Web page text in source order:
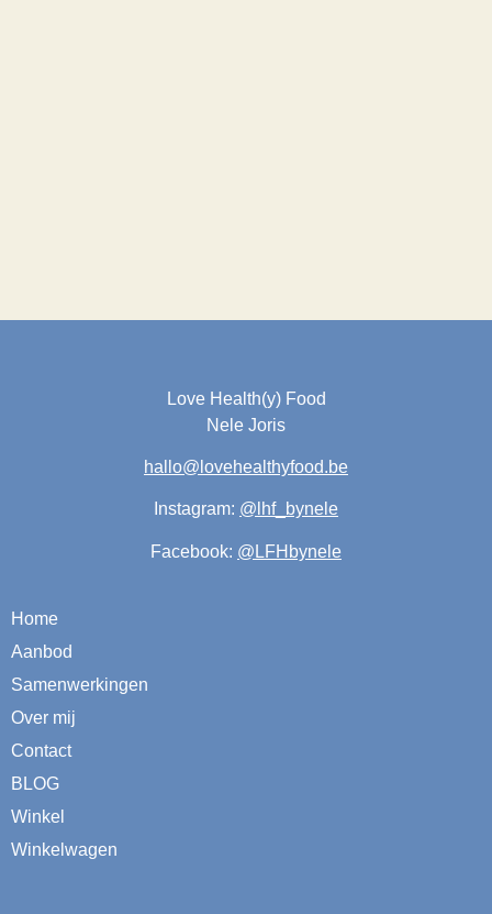
Love Health(y) Food
Nele Joris
hallo@lovehealthyfood.be
Instagram: @lhf_bynele
Facebook: @LFHbynele
Home
Aanbod
Samenwerkingen
Over mij
Contact
BLOG
Winkel
Winkelwagen